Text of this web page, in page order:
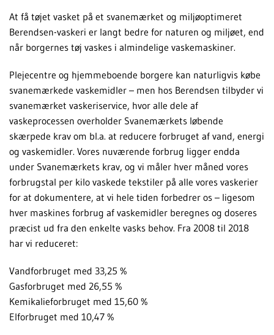
At få tøjet vasket på et svanemærket og miljøoptimeret
Berendsen-vaskeri er langt bedre for naturen og miljøet, end
når borgernes tøj vaskes i almindelige vaskemaskiner.
Plejecentre og hjemmeboende borgere kan naturligvis købe
svanemærkede vaskemidler – men hos Berendsen tilbyder vi
svanemærket vaskeriservice, hvor alle dele af
vaskeprocessen overholder Svanemærkets løbende
skærpede krav om bl.a. at reducere forbruget af vand, energi
og vaskemidler. Vores nuværende forbrug ligger endda
under Svanemærkets krav, og vi måler hver måned vores
forbrugstal per kilo vaskede tekstiler på alle vores vaskerier
for at dokumentere, at vi hele tiden forbedrer os – ligesom
hver maskines forbrug af vaskemidler beregnes og doseres
præcist ud fra den enkelte vasks behov. Fra 2008 til 2018
har vi reduceret:
Vandforbruget med 33,25 %
Gasforbruget med 26,55 %
Kemikalieforbruget med 15,60 %
Elforbruget med 10,47 %